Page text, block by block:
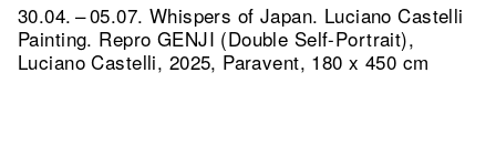
30.04. – 05.07. Whispers of Japan. Luciano Castelli
Painting. Repro GENJI (Double Self-Portrait),
Luciano Castelli, 2025, Paravent, 180 x 450 cm